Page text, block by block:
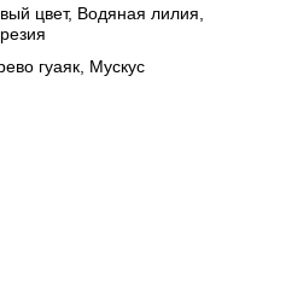
цвет, Водяная лилия,
гуаяк, Мускус